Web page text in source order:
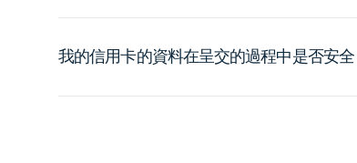
我的信用卡的資料在呈交的過程中是否安全